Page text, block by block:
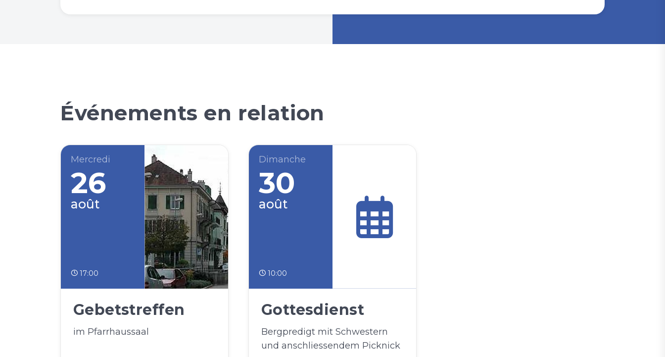
Événements en relation
Mercredi
26
août
17:00
Gebetstreffen
im Pfarrhaussaal
Dimanche
30
août
10:00
Gottesdienst
Bergpredigt mit Schwestern
und anschliessendem Picknick